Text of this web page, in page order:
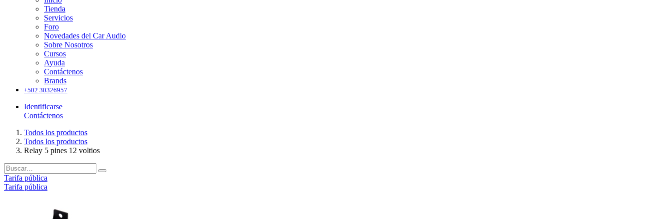
Tienda
Servicios
Foro
Novedades del Car Audio
Sobre Nosotros
Cursos
Ayuda
Contáctenos
Brands
+502 30326957
Identificarse
Contáctenos
Todos los productos
Todos los productos
Relay 5 pines 12 voltios
Tarifa pública
Tarifa pública